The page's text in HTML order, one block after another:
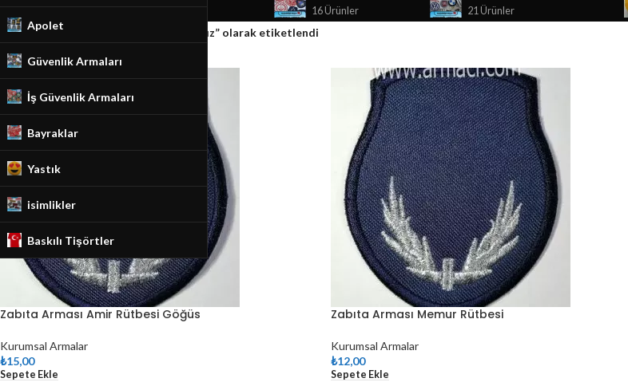
Apolet
Güvenlik Armaları
İş Güvenlik Armaları
Bayraklar
Yastık
isimlikler
Baskılı Tişörtler
16 Ürünler 21 Ürünler
Ana Sayfa/Mağaza Ürünler “zabıta 2 yıldız” olarak etiketlendi
Zabıta Arması Amir Rütbesi Göğüs
Kurumsal Armalar
₺15,00
Sepete Ekle
Zabıta Arması Memur Rütbesi
Kurumsal Armalar
₺12,00
Sepete Ekle